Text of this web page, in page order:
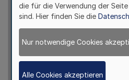
die für die Verwendung der
sind. Hier finden Sie die
Nur notwendige Cookies
Alle Cookies akzeptieren